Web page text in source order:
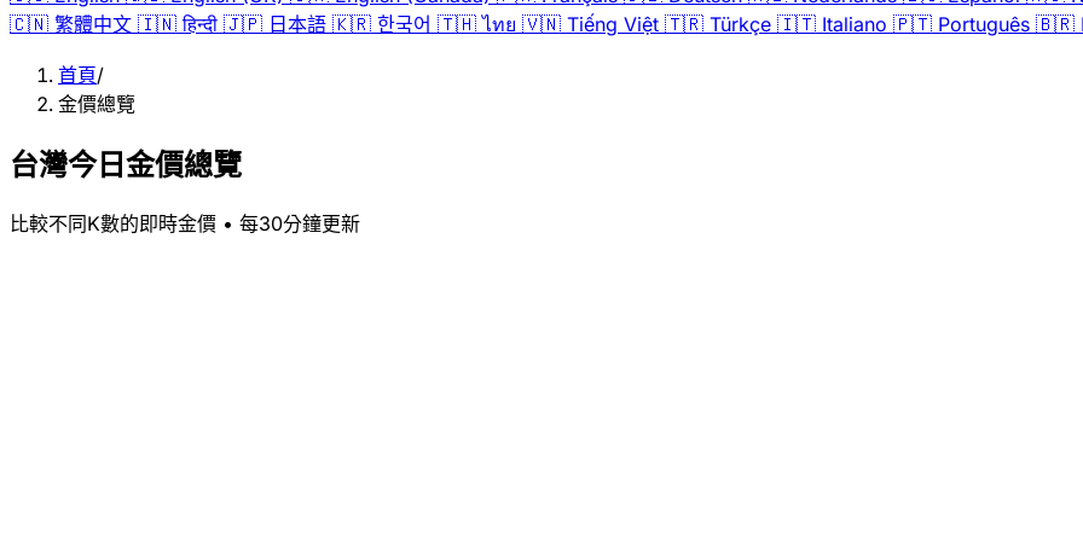
🇨🇳 繁體中文 🇮🇳 हिन्दी 🇯🇵 日本語 🇰🇷 한국어 🇹🇭 ไทย 🇻🇳 Tiếng Việt 🇹🇷 Türkçe 🇮🇹 Italiano 🇵🇹 Português 🇧🇷
首頁/
金價總覽
台灣今日金價總覽
比較不同K數的即時金價 • 每30分鐘更新